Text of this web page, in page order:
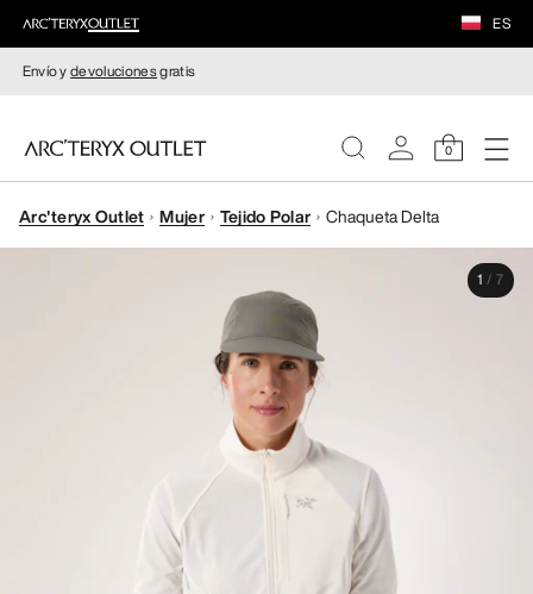
ES
Envío ydevolucionesgratis
0
MUJERE
Arc'teryx Outlet Mujer Tejido Polar Chaqueta Delta
1 / 7